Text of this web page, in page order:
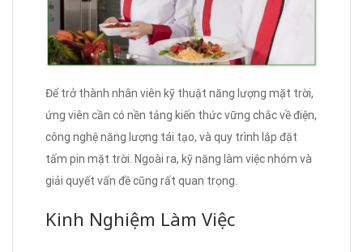
Để trở thành nhân viên kỹ thuật năng lượng mặt trời,
ứng viên cần có nền tảng kiến thức vững chắc về điện,
công nghệ năng lượng tái tạo, và quy trình lắp đặt
tấm pin mặt trời. Ngoài ra, kỹ năng làm việc nhóm và
giải quyết vấn đề cũng rất quan trọng.
Kinh Nghiệm Làm Việc